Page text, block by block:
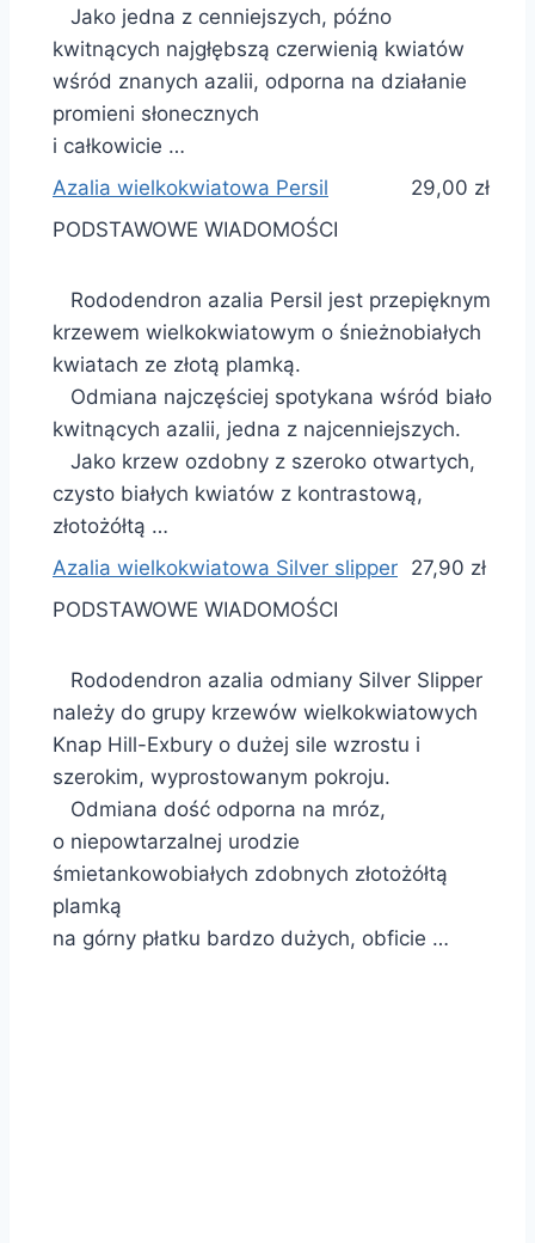
Jako jedna z cenniejszych, późno
kwitnących najgłębszą czerwienią kwiatów
wśród znanych azalii, odporna na działanie
promieni słonecznych
i całkowicie …
Azalia wielkokwiatowa Persil
29,00 zł
PODSTAWOWE WIADOMOŚCI
Rododendron azalia Persil jest przepięknym
krzewem wielkokwiatowym o śnieżnobiałych
kwiatach ze złotą plamką.
Odmiana najczęściej spotykana wśród biało
kwitnących azalii, jedna z najcenniejszych.
Jako krzew ozdobny z szeroko otwartych,
czysto białych kwiatów z kontrastową,
złotożółtą …
Azalia wielkokwiatowa Silver slipper 27,90 zł
PODSTAWOWE WIADOMOŚCI
Rododendron azalia odmiany Silver Slipper
należy do grupy krzewów wielkokwiatowych
Knap Hill-Exbury o dużej sile wzrostu i
szerokim, wyprostowanym pokroju.
Odmiana dość odporna na mróz,
o niepowtarzalnej urodzie
śmietankowobiałych zdobnych złotożółtą
plamką
na górny płatku bardzo dużych, obficie …